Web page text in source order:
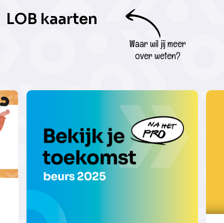
LOB kaarten
Waar wil jij meer
over weten?